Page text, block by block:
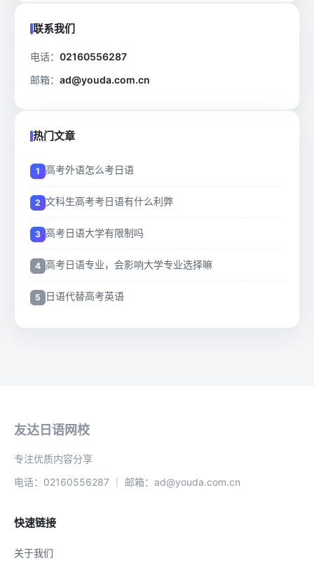
联系我们
电话： 02160556287
邮箱： ad@youda.com.cn
热门文章
高考外语怎么考日语
文科生高考考日语有什么利弊
高考日语大学有限制吗
高考日语专业，会影响大学专业选择嘛
日语代替高考英语
友达日语网校
专注优质内容分享
电话：02160556287 ｜ 邮箱：ad@youda.com.cn
快速链接
关于我们